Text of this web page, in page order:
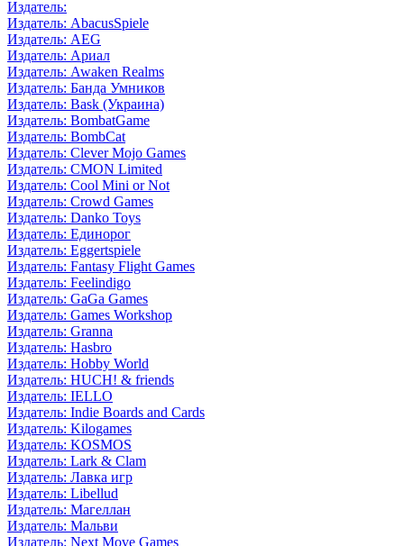
Издатель:
Издатель: AbacusSpiele
Издатель: AEG
Издатель: Ариал
Издатель: Awaken Realms
Издатель: Банда Умников
Издатель: Bask (Украина)
Издатель: BombatGame
Издатель: BombCat
Издатель: Clever Mojo Games
Издатель: CMON Limited
Издатель: Cool Mini or Not
Издатель: Crowd Games
Издатель: Danko Toys
Издатель: Единорог
Издатель: Eggertspiele
Издатель: Fantasy Flight Games
Издатель: Feelindigo
Издатель: GaGa Games
Издатель: Games Workshop
Издатель: Granna
Издатель: Hasbro
Издатель: Hobby World
Издатель: HUCH! & friends
Издатель: IELLO
Издатель: Indie Boards and Cards
Издатель: Kilogames
Издатель: KOSMOS
Издатель: Lark & Clam
Издатель: Лавка игр
Издатель: Libellud
Издатель: Магеллан
Издатель: Мальви
Издатель: Next Move Games